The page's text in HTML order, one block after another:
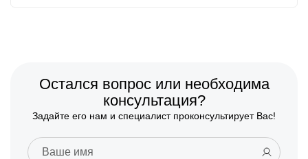
Остался вопрос или необходима
консультация?
Задайте его нам и специалист проконсультирует Вас!